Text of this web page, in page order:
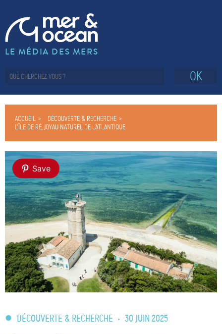
LE MÉDIA DES MERS
OK
ACCUEIL
DÉCOUVERTE & RECHERCHE
L’ÎLE DE RÉ, JOYAU NATUREL DE L’ATLANTIQUE
Save
DÉCOUVERTE & RECHERCHE • 30 JUIN 2025